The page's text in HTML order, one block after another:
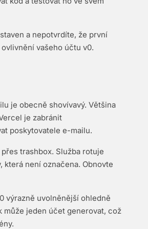
a nepotvrdíte, že první
vašeho účtu v0.
je obecně shovívavý. Většina
je zabránit
poskytovatele e-mailu.
trashbox. Služba rotuje
která není označena. Obnovte
výrazně uvolněnější ohledně
může jeden účet generovat, což